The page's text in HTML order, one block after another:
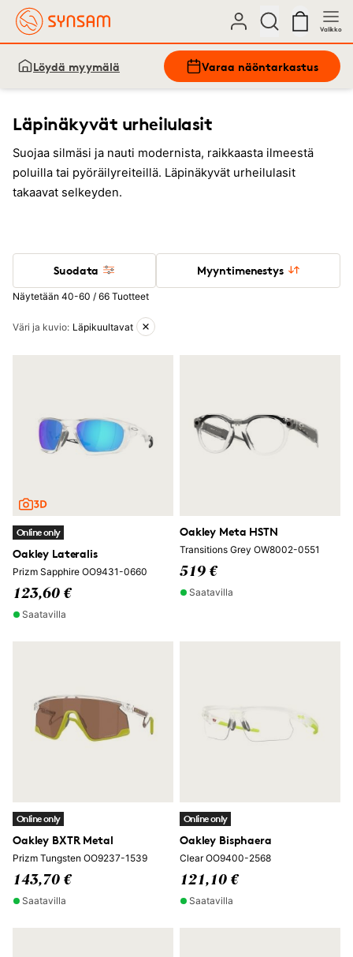
Valikko
Löydä myymälä Varaa näöntarkastus
Läpinäkyvät urheilulasit
Suojaa silmäsi ja nauti modernista, raikkaasta ilmeestä
poluilla tai pyöräilyreiteillä. Läpinäkyvät urheilulasit
takaavat selkeyden.
Suodata Myyntimenestys
Näytetään 40-60 / 66 Tuotteet
Aktiiviset suodattimet
Väri ja kuvio: Läpikuultavat
Online only
Oakley Lateralis
Prizm Sapphire OO9431-0660
123,60 €
Saatavilla
Oakley Meta HSTN
Transitions Grey OW8002-0551
519 €
Saatavilla
Online only
Oakley BXTR Metal
Prizm Tungsten OO9237-1539
143,70 €
Saatavilla
Online only
Oakley Bisphaera
Clear OO9400-2568
121,10 €
Saatavilla